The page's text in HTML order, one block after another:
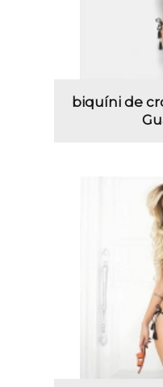
biquíni de